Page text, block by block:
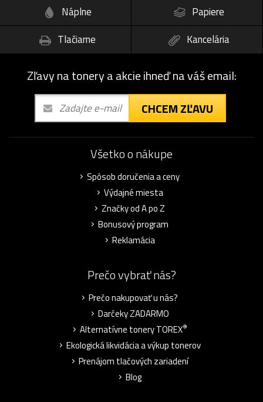
Náplne
Papiere
Tlačiarne
Kancelária
Zľavy na tonery a akcie ihneď na váš email:
CHCEM ZĽAVU
Všetko o nákupe
Spôsob doručenia a ceny
Výdajné miesta
Značky od A po Z
Bonusový program
Reklamácia
Prečo vybrať nás?
Prečo nakupovať u nás?
Darčeky ZADARMO
Alternatívne tonery TOREX®
Ekologická likvidácia a výkup tonerov
Prenájom tlačových zariadení
Blog